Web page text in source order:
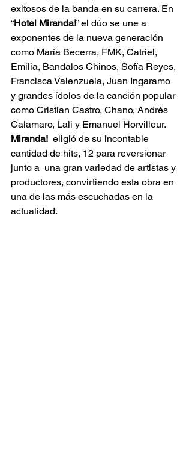
exitosos de la banda en su carrera. En
“Hotel Miranda!” el dúo se une a
exponentes de la nueva generación
como María Becerra, FMK, Catriel,
Emilia, Bandalos Chinos, Sofía Reyes,
Francisca Valenzuela, Juan Ingaramo
y grandes ídolos de la canción popular
como Cristian Castro, Chano, Andrés
Calamaro, Lali y Emanuel Horvilleur.
Miranda!
  eligió de su incontable
cantidad de hits, 12 para reversionar
junto a  una gran variedad de artistas y
productores, convirtiendo esta obra en
una de las más escuchadas en la
actualidad.